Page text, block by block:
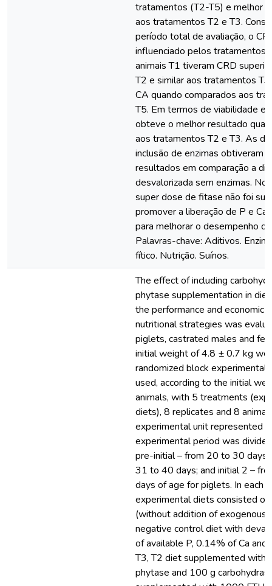
tratamentos (T2-T5) e melhor
aos tratamentos T2 e T3.
período total de avaliação, o
influenciado pelos tratamentos.
animais T1 tiveram CRD
T2 e similar aos tratamentos
CA quando comparados aos
T5. Em termos de viabilidade
obteve o melhor resultado
aos tratamentos T2 e T3. As
inclusão de enzimas obtiveram
resultados em comparação a
desvalorizada sem enzimas. No
super dose de fitase não foi
promover a liberação de P e Ca
para melhorar o desempenho
Palavras-chave: Aditivos.
fítico. Nutrição. Suínos.
The effect of including
phytase supplementation in
the performance and economic
nutritional strategies was
piglets, castrated males and
initial weight of 4.8 ± 0.7 kg
randomized block experimental
used, according to the initial
animals, with 5 treatments
diets), 8 replicates and 8
experimental unit represented
experimental period was
pre-initial – from 20 to 30 days;
31 to 40 days; and initial 2 –
days of age for piglets. In each
experimental diets consisted of
(without addition of exogenous
negative control diet with
of available P, 0.14% of Ca and
T3, T2 diet supplemented with
phytase and 100 g